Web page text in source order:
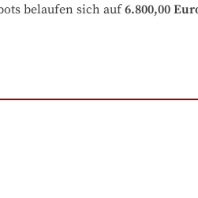
belaufen sich auf6.800,00